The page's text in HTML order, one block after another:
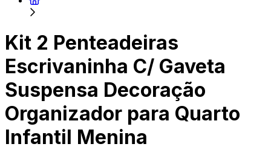
Kit 2 Penteadeiras
Escrivaninha C/ Gaveta
Suspensa Decoração
Organizador para Quarto
Infantil Menina